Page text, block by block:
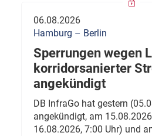
06.08.2026
Hamburg – Berlin
Sperrungen wegen
korridorsanierter
angekündigt
DB InfraGo hat gestern
angekündigt, am
16.08.2026, 7:00 Uhr) und